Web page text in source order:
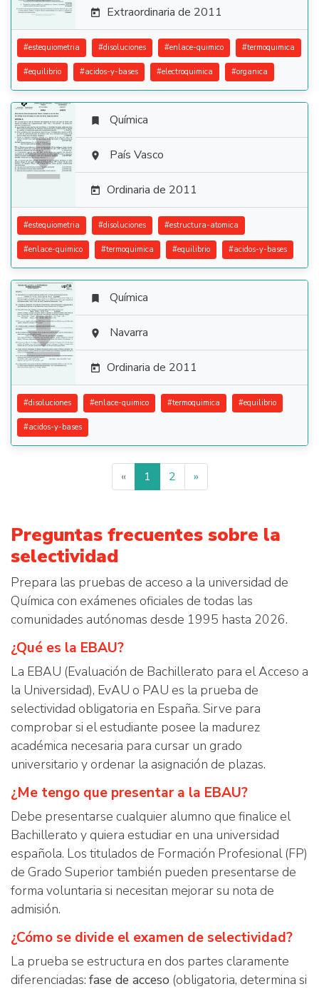
 Extraordinaria de 2011
#estequiometria #disoluciones #enlace-quimico #termoquimica
#equilibrio #acidos-y-bases #electroquimica #organica

 Química
 País Vasco
 Ordinaria de 2011
#estequiometria #disoluciones #estructura-atomica
#enlace-quimico #termoquimica #equilibrio #acidos-y-bases

 Química
 Navarra
 Ordinaria de 2011
#disoluciones #enlace-quimico #termoquimica #equilibrio
#acidos-y-bases
« 1 2 »
Preguntas frecuentes sobre la
selectividad
Prepara las pruebas de acceso a la universidad de
Química con exámenes oficiales de todas las
comunidades autónomas desde 1995 hasta 2026.
¿Qué es la EBAU?
La EBAU (Evaluación de Bachillerato para el Acceso a
la Universidad), EvAU o PAU es la prueba de
selectividad obligatoria en España. Sirve para
comprobar si el estudiante posee la madurez
académica necesaria para cursar un grado
universitario y ordenar la asignación de plazas.
¿Me tengo que presentar a la EBAU?
Debe presentarse cualquier alumno que finalice el
Bachillerato y quiera estudiar en una universidad
española. Los titulados de Formación Profesional (FP)
de Grado Superior también pueden presentarse de
forma voluntaria si necesitan mejorar su nota de
admisión.
¿Cómo se divide el examen de selectividad?
La prueba se estructura en dos partes claramente
diferenciadas: fase de acceso (obligatoria, determina si